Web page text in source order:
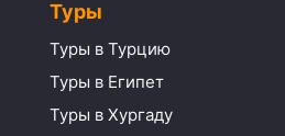
Туры
Туры в Турцию
Туры в Египет
Туры в Хургаду